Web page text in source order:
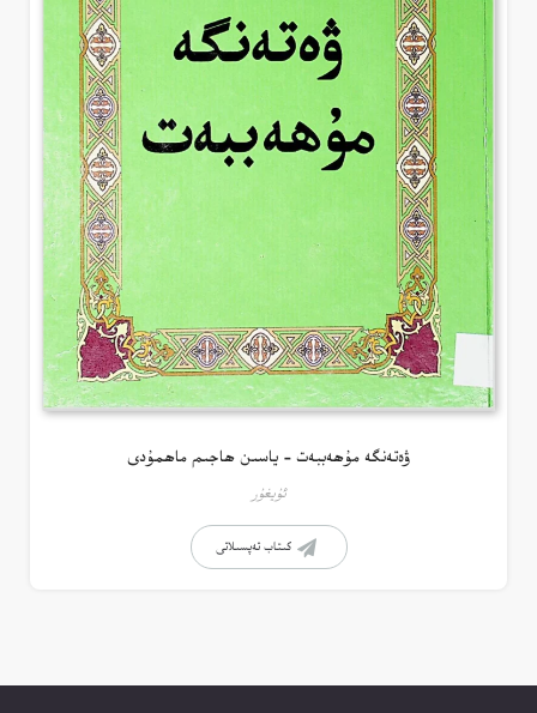
ۋەتەنگە مۇھەببەت – ياسىن ھاجىم ماھمۇدى
ئۇيغۇر
كىتاب تەپسىلاتى